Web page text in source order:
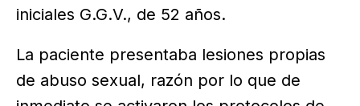
iniciales G.G.V., de 52 años.
La paciente presentaba lesiones propias
de abuso sexual, razón por lo que de